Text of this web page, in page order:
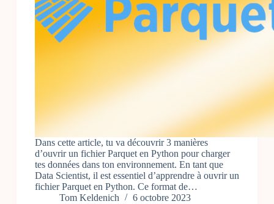
Dans cette article, tu va découvrir 3 manières
d’ouvrir un fichier Parquet en Python pour charger
tes données dans ton environnement. En tant que
Data Scientist, il est essentiel d’apprendre à ouvrir un
fichier Parquet en Python. Ce format de…
Tom Keldenich
6 octobre 2023